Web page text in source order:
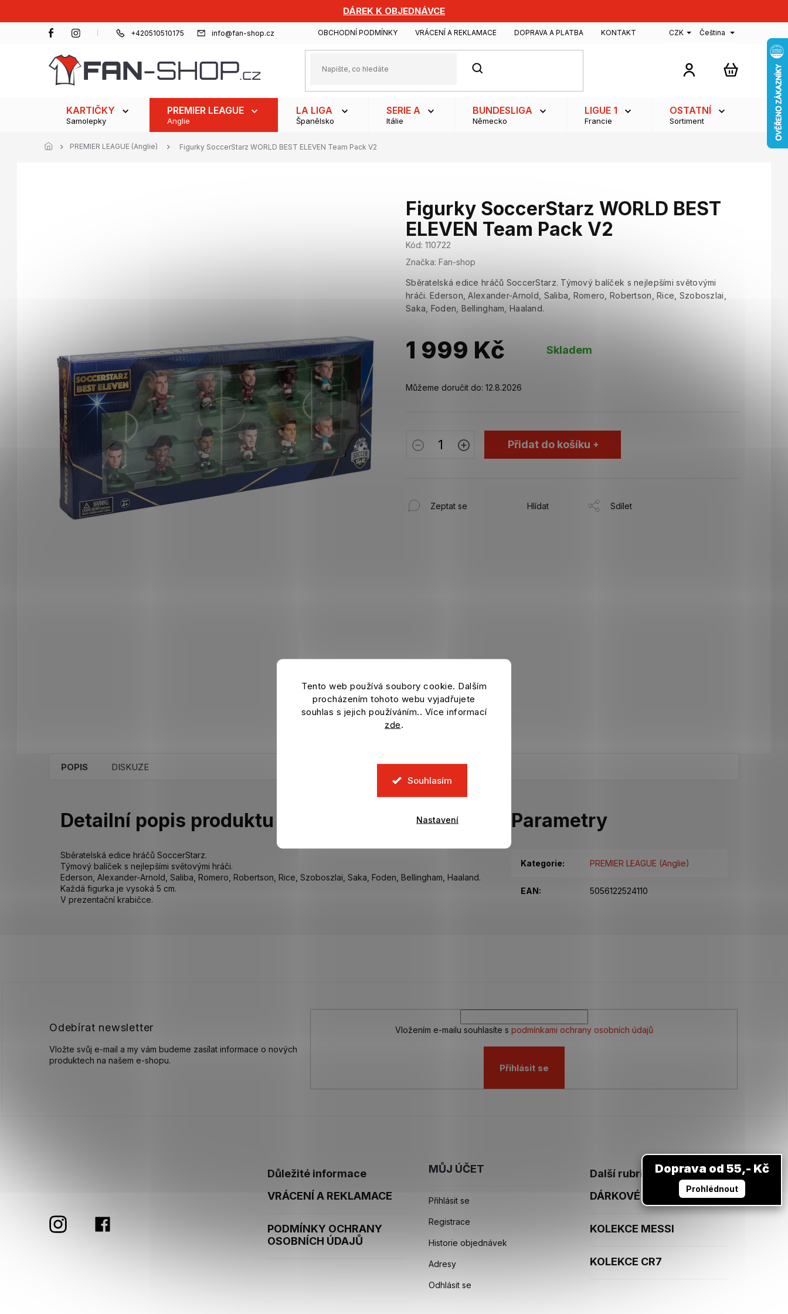
Tento web používá soubory cookie. Dalším
procházením tohoto webu vyjadřujete
souhlas s jejich používáním.. Více informací
zde.
Souhlasím
Nastavení
DÁREK K OBJEDNÁVCE
+420510510175 info@fan-shop.cz OBCHODNÍ PODMÍNKY VRÁCENÍ A REKLAMACE DOPRAVA A PLATBA KONTAKT CZK Čeština
HLEDAT
NÁKUPNÍ
KARTIČKY
Samolepky
PREMIER LEAGUE
Anglie
LA LIGA
Španělsko
SERIE A
Itálie
BUNDESLIGA
Německo
LIGUE 1
Francie
OSTATNÍ
Sortiment
PREMIER LEAGUE (Anglie) Figurky SoccerStarz WORLD BEST ELEVEN Team Pack V2
Figurky SoccerStarz WORLD BEST
ELEVEN Team Pack V2
Kód: 110722
Značka: Fan-shop
Sběratelská edice hráčů SoccerStarz. Týmový balíček s nejlepšími světovými
hráči. Ederson, Alexander-Arnold, Saliba, Romero, Robertson, Rice, Szoboszlai,
Saka, Foden, Bellingham, Haaland.
1 999 Kč
cena:
Skladem
Můžeme doručit do: 12.8.2026
Přidat do košíku
Zeptat se Hlídat Sdílet
POPIS DISKUZE
Detailní popis produktu
Sběratelská edice hráčů SoccerStarz.
Týmový balíček s nejlepšími světovými hráči.
Ederson, Alexander-Arnold, Saliba, Romero, Robertson, Rice, Szoboszlai, Saka, Foden, Bellingham, Haaland.
Každá figurka je vysoká 5 cm.
V prezentační krabičce.
Parametry
Kategorie: PREMIER LEAGUE (Anglie)
EAN : 5056122524110
Odebírat newsletter
Vložte svůj e-mail a my vám budeme zasílat informace o nových
produktech na našem e-shopu.
Vložením e-mailu souhlasíte s podmínkami ochrany osobních údajů
Přihlásit se
Důležité informace
VRÁCENÍ A REKLAMACE
PODMÍNKY OCHRANY
OSOBNÍCH ÚDAJŮ
MŮJ ÚČET
Přihlásit se
Registrace
Historie objednávek
Adresy
Odhlásit se
Další rubriky
DÁRKOVÉ POUKAZY
KOLEKCE MESSI
KOLEKCE CR7
Doprava od 55,- Kč
Prohlédnout